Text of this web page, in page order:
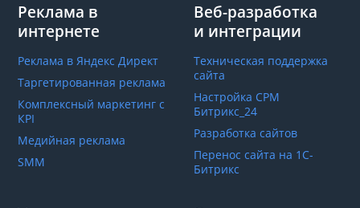
Реклама в
интернете
Реклама в Яндекс Директ
Таргетированная реклама
Комплексный маркетинг с
КРІ
Медийная реклама
SMM
Веб-разработка
и интеграции
Техническая поддержка
сайта
Настройка СРМ
Битрикс_24
Разработка сайтов
Перенос сайта на 1С-
Битрикс